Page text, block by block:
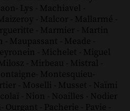
- Lys - Machiavel -
- Malcor - Mallarmé -
- Marmier - Martin
- Maupassant - Meade -
- Michelet - Miguel
- Mirbeau - Mistral -
- Montesquieu-
- Moselli - Musset - Naïmi
- Nion - Noailles - Nodier
- Ourgant - Pacherie - Pavie -